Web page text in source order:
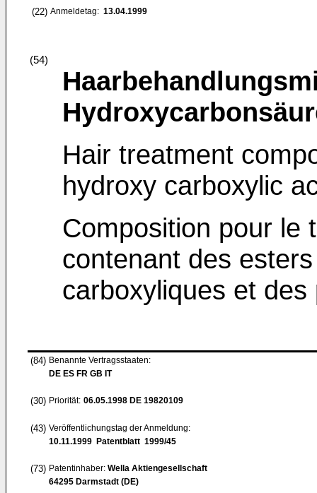
(22) Anmeldetag: 13.04.1999
(54)
Hair treatment
hydroxy carboxylic
Composition pour le
contenant des
carboxyliques et des
(84) Benannte Vertragsstaaten:
DE ES FR GB IT
(30) Priorität: 06.05.1998 DE 19820109
(43) Veröffentlichungstag der Anmeldung:
10.11.1999 Patentblatt 1999/45
(73) Patentinhaber: Wella Aktiengesellschaft
64295 Darmstadt (DE)